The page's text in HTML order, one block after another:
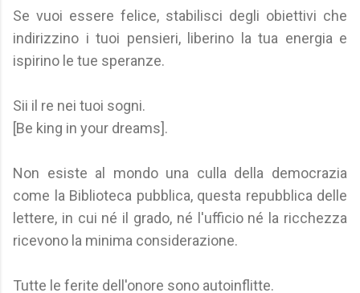
Se vuoi essere felice, stabilisci degli obiettivi che
indirizzino i tuoi pensieri, liberino la tua energia e
ispirino le tue speranze.
Sii il re nei tuoi sogni.
[Be king in your dreams].
Non esiste al mondo una culla della democrazia
come la Biblioteca pubblica, questa repubblica delle
lettere, in cui né il grado, né l'ufficio né la ricchezza
ricevono la minima considerazione.
Tutte le ferite dell'onore sono autoinflitte.